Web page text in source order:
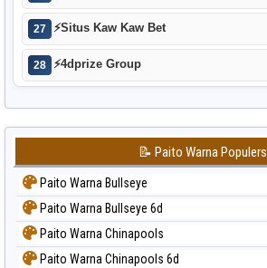
27 ⚡Situs Kaw Kaw Bet
28 ⚡4dprize Group
📝 Paito Warna Populers
Paito Warna Bullseye
Paito Warna Bullseye 6d
Paito Warna Chinapools
Paito Warna Chinapools 6d